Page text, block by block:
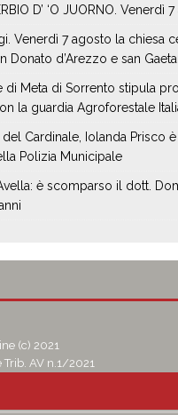
D’ ‘O JUORNO. Venerdì
Venerdì 7 agosto la chiesa
Donato d’Arezzo e san
di Meta di Sorrento stipula
la guardia Agroforestale
Cardinale, Iolanda Prisco
Polizia Municipale
è scomparso il dott.
(c) 2021
AV n.1/2021